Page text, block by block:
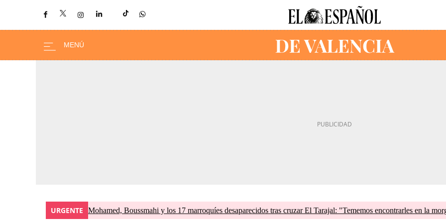
URGENTE Mohamed, Boussmahi y los 17 marroquíes desaparecidos tras cruzar El Tarajal: "Tememos encontrarles en la